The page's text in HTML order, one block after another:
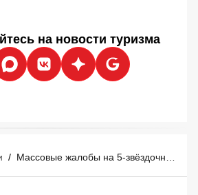
на новости туризма
/